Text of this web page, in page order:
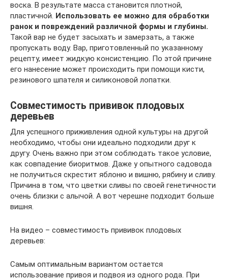
воска. В результате масса становится плотной,
пластичной. Использовать ее можно для обработки
ранок и повреждений различной формы и глубины.
Такой вар не будет засыхать и замерзать, а также
пропускать воду. Вар, приготовленный по указанному
рецепту, имеет жидкую консистенцию. По этой причине
его нанесение может происходить при помощи кисти,
резинового шпателя и силиконовой лопатки.
Совместимость прививок плодовых
деревьев
Для успешного приживления одной культуры на другой
необходимо, чтобы они идеально подходили друг к
другу. Очень важно при этом соблюдать такое условие,
как совпадение биоритмов. Даже у опытного садовода
не получиться скрестит яблоню и вишню, рябину и сливу.
Причина в том, что цветки сливы по своей генетичности
очень близки с алычой. А вот черешне подходит больше
вишня.
На видео – совместимость прививок плодовых
деревьев:
Самым оптимальным вариантом остается
использование привоя и подвоя из одного рода. При